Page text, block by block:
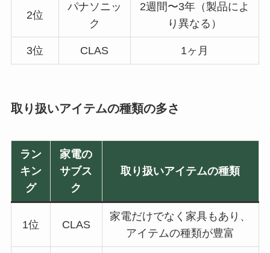
2位
パナソニッ
ク
2週間〜3年（製品によ
り異なる）
3位 CLAS 1ヶ月
取り扱いアイテムの種類の多さ
ラン
キン
グ
家電の
サブス
ク
取り扱いアイテムの種類
1位 CLAS
家電だけでなく家具もあり、
アイテムの種類が豊富